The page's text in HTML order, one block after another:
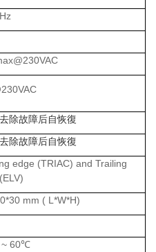
去除故障后自恢復
去除故障后自恢復
edge (TRIAC) and Trailing
mm ( L*W*H)
~ 60℃